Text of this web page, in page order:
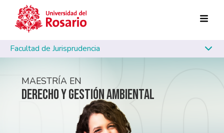
Pasar al contenido principal
Facultad de Jurisprudencia
MAESTRÍA EN
DERECHO Y GESTIÓN AMBIENTAL